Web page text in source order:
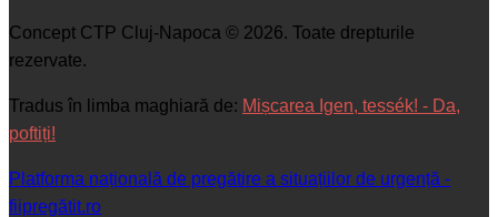
Concept CTP Cluj-Napoca © 2026. Toate drepturile
rezervate.
Tradus în limba maghiară de: Mișcarea Igen, tessék! - Da,
poftiți!
Platforma națională de pregătire a situațiilor de urgență -
fiipregătit.ro